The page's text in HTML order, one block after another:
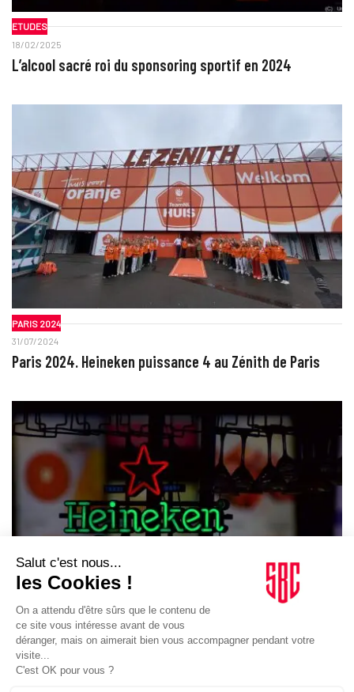
ETUDES
18/02/2025
L’alcool sacré roi du sponsoring sportif en 2024
PARIS 2024
31/07/2024
Paris 2024. Heineken puissance 4 au Zénith de Paris
ACTIVATIONS
02/05/2024
Football. Heineken transforme des laveries en bar pour
la Ligue des Champions